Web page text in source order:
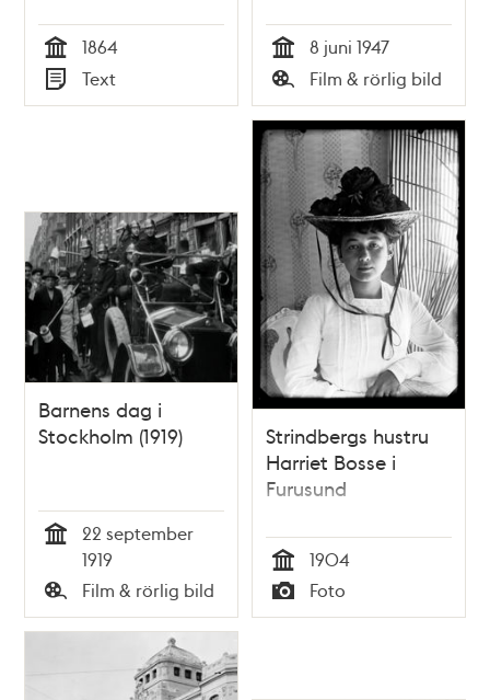
Tid
1864
Typ
Text Tid
8 juni 1947
Typ
Film & rörlig bild
Barnens dag i
Stockholm (1919)
22 september
1919
Typ
Film & rörlig bild
Strindbergs hustru
Harriet Bosse i
Furusund
Tid
1904
Typ
Foto